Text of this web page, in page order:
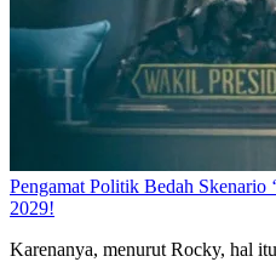
Pengamat Politik Bedah Skenario
2029!
Karenanya, menurut Rocky, hal